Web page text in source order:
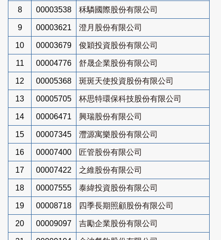
8 00003538 秝驎國際股份有限公司
9 00003621 澄月股份有限公司
10 00003679 俊穎投資股份有限公司
11 00004776 舒晟企業股份有限公司
12 00005368 斑斑天使投資股份有限公司
13 00005705 杯思特環保科技股份有限公司
14 00006471 興瑞股份有限公司
15 00007345 灃源寓樂股份有限公司
16 00007400 匠管股份有限公司
17 00007422 之維股份有限公司
18 00007555 泰緯投資股份有限公司
19 00008718 四季長期照顧股份有限公司
20 00009097 吉勵企業股份有限公司